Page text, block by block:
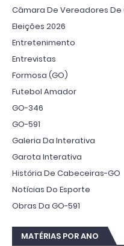
Câmara De Vereadores De
Eleições 2026
Entretenimento
Entrevistas
Formosa (GO)
Futebol Amador
GO-346
GO-591
Galeria Da Interativa
Garota Interativa
História De Cabeceiras-GO
Notícias Do Esporte
Obras Da GO-591
MATÉRIAS POR ANO